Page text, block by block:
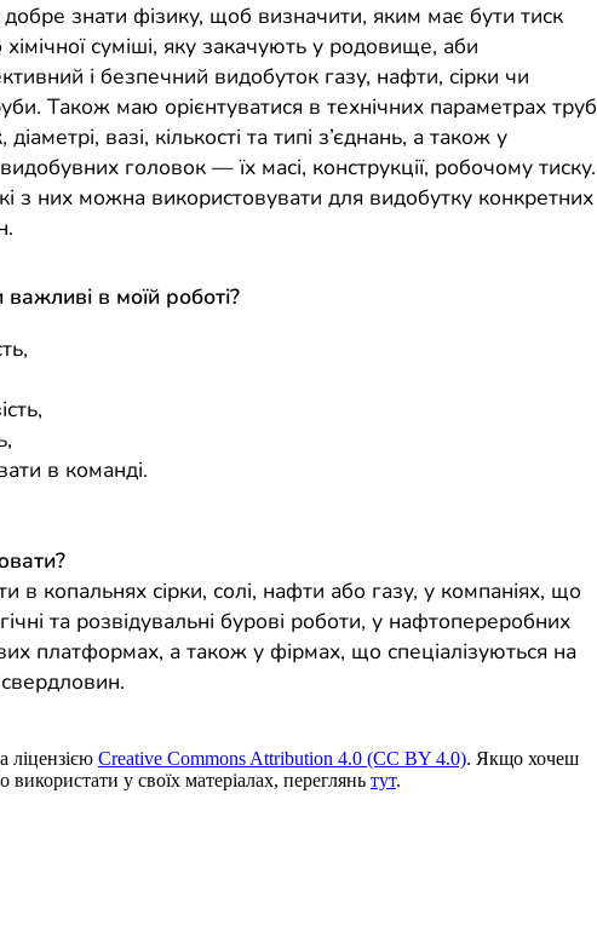
знати фізику, щоб визначити, яким має бути тиск
суміші, яку закачують у родовище, аби
і безпечний видобуток газу, нафти, сірки чи
Також маю орієнтуватися в технічних параметрах труб
вазі, кількості та типі з’єднань, а також у
головок — їх масі, конструкції, робочому тиску.
з них можна використовувати для видобутку конкретних
в моїй роботі?
в команді.
копальнях сірки, солі, нафти або газу, у компаніях, що
та розвідувальні бурові роботи, у нафтопереробних
платформах, а також у фірмах, що спеціалізуються на
ліцензією Creative Commons Attribution 4.0 (CC BY 4.0). Якщо хочеш
у своїх матеріалах, переглянь тут.